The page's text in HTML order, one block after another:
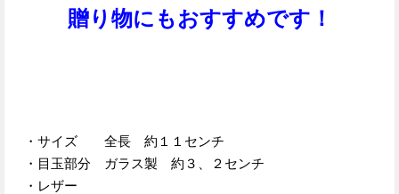
贈り物にもおすすめです！
・サイズ 全長 約１１センチ
・目玉部分 ガラス製 約３、２センチ
・レザー